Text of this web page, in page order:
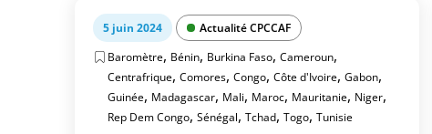
5 juin 2024
Actualité CPCCAF
Baromètre, Bénin, Burkina Faso, Cameroun,
Centrafrique, Comores, Congo, Côte d'Ivoire, Gabon,
Guinée, Madagascar, Mali, Maroc, Mauritanie, Niger,
Rep Dem Congo, Sénégal, Tchad, Togo, Tunisie